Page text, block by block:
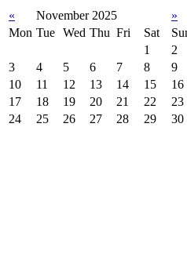
« November 2025
»
Mon Tue Wed Thu Fri Sat
1
2
3
4 5 6 7 8
9
10
11 12 13 14 15
16
17
18 19 20 21 22
23
24
25 26 27 28 29 30